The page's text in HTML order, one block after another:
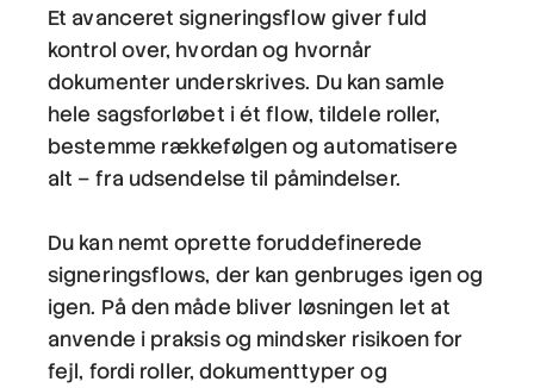
Et avanceret signeringsflow giver fuld
kontrol over, hvordan og hvornår
dokumenter underskrives. Du kan samle
hele sagsforløbet i ét flow, tildele roller,
bestemme rækkefølgen og automatisere
alt – fra udsendelse til påmindelser.
Du kan nemt oprette foruddefinerede
signeringsflows, der kan genbruges igen og
igen. På den måde bliver løsningen let at
anvende i praksis og mindsker risikoen for
fejl, fordi roller, dokumenttyper og